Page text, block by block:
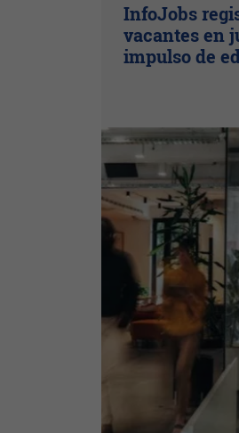
InfoJobs
vacantes en
impulso de